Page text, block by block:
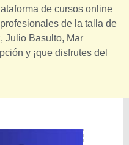
de cursos online
de la talla de
Julio Basulto, Mar
y ¡que disfrutes del